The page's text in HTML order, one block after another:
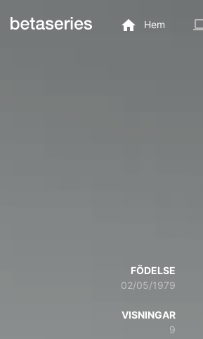
Hem
FÖDELSE
02/05/1979
VISNINGAR
9